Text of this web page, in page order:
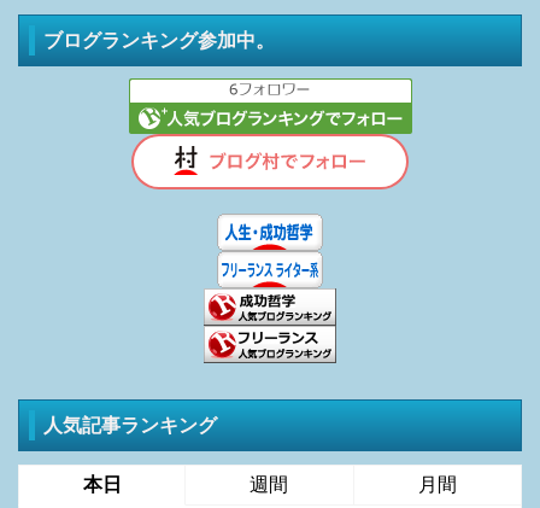
ブログランキング参加中。
人気記事ランキング
本日 週間 月間